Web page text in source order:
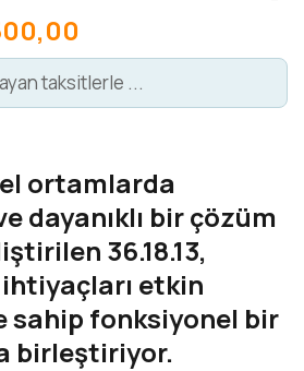
taksitlerle ...
ortamlarda
dayanıklı bir çözüm
36.18.13,
etkin
sahip fonksiyonel bir
birleştiriyor.